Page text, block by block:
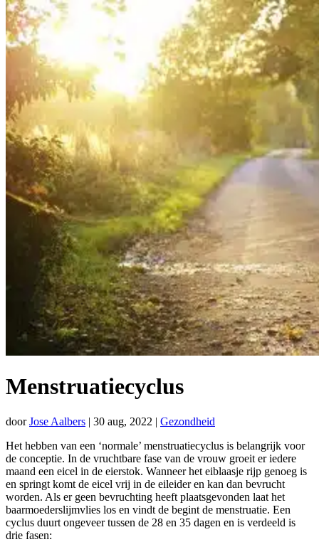
Menstruatiecyclus
doorJose Aalbers | 30 aug, 2022 | Gezondheid
Het hebben van een ‘normale’ menstruatiecyclus is belangrijk voor
de conceptie. In de vruchtbare fase van de vrouw groeit er iedere
maand een eicel in de eierstok. Wanneer het eiblaasje rijp genoeg is
en springt komt de eicel vrij in de eileider en kan dan bevrucht
worden. Als er geen bevruchting heeft plaatsgevonden laat het
baarmoederslijmvlies los en vindt de begint de menstruatie. Een
cyclus duurt ongeveer tussen de 28 en 35 dagen en is verdeeld is
drie fasen: